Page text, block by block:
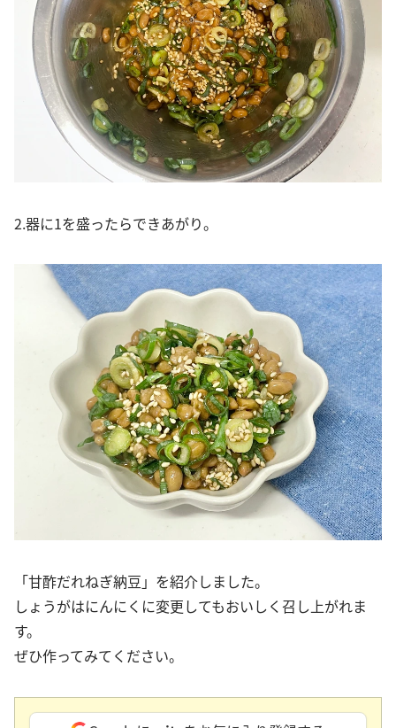
2.器に1を盛ったらできあがり。
「甘酢だれねぎ納豆」を紹介しました。
しょうがはにんにくに変更してもおいしく召し上がれま
す。
ぜひ作ってみてください。